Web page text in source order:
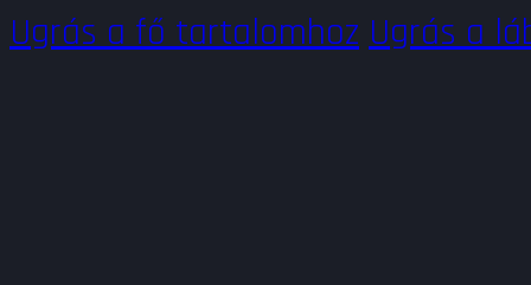
Ugrás a fő tartalomhoz Ugrás a